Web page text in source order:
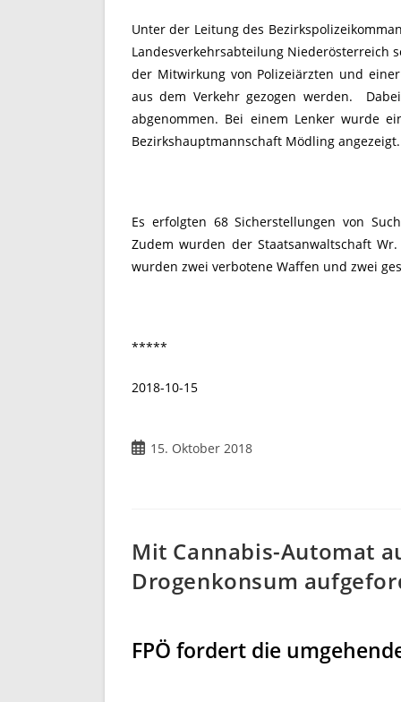
Unter der Leitung des
Landesverkehrsabteilung Niederösterreich
der Mitwirkung von Polizeiärzten und
aus dem Verkehr gezogen werden.
abgenommen. Bei einem Lenker wurde
Bezirkshauptmannschaft Mödling angezeigt.
Es erfolgten 68 Sicherstellungen von
Zudem wurden der Staatsanwaltschaft
wurden zwei verbotene Waffen und zwei
*****
2018-10-15
Beitrag15. Oktober 2018
Mit Cannabis-Automat
Drogenkonsum
FPÖ fordert die